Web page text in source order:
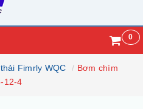
0
Fimrly WQC
Bơm chìm
12-4